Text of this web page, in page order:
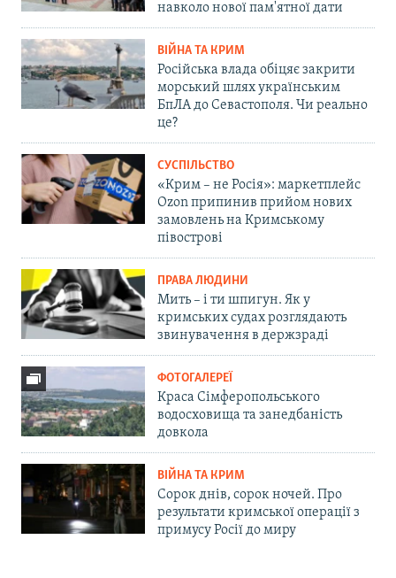
навколо нової пам'ятної дати
ВІЙНА ТА КРИМ
Російська влада обіцяє закрити
морський шлях українським
БпЛА до Севастополя. Чи реально
це?
СУСПІЛЬСТВО
«Крим – не Росія»: маркетплейс
Ozon припинив прийом нових
замовлень на Кримському
півострові
ПРАВА ЛЮДИНИ
Мить – і ти шпигун. Як у
кримських судах розглядають
звинувачення в держзраді
ФОТОГАЛЕРЕЇ
Краса Сімферопольського
водосховища та занедбаність
довкола
ВІЙНА ТА КРИМ
Сорок днів, сорок ночей. Про
результати кримської операції з
примусу Росії до миру